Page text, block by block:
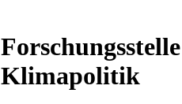
Klimapolitik